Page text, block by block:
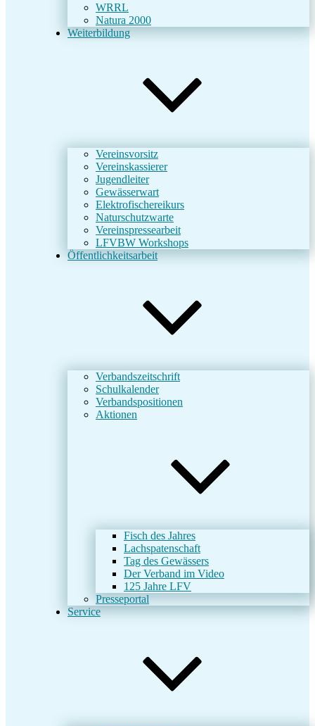
WRRL
Natura 2000
Weiterbildung
Vereinsvorsitz
Vereinskassierer
Jugendleiter
Gewässerwart
Elektrofischereikurs
Naturschutzwarte
Vereinspressearbeit
LFVBW Workshops
Öffentlichkeitsarbeit
Verbandszeitschrift
Schulkalender
Verbandspositionen
Aktionen
Fisch des Jahres
Lachspatenschaft
Tag des Gewässers
Der Verband im Video
125 Jahre LFV
Presseportal
Service